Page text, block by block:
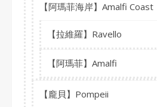
【阿瑪菲海岸】Amalfi Coast
【拉維羅】Ravello
【阿瑪菲】Amalfi
【龐貝】Pompeii